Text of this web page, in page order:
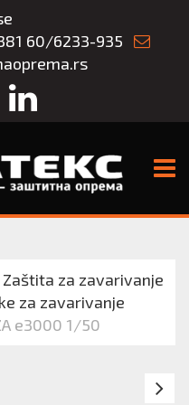
60/6233-935
Instagram
LinkedIn
Zaštita za zavarivanje
za zavarivanje
e3000 1/50